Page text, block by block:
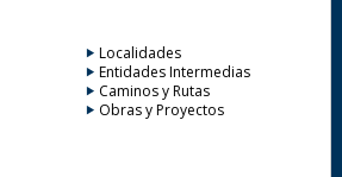
Localidades
Entidades Intermedias
Caminos y Rutas
Obras y Proyectos